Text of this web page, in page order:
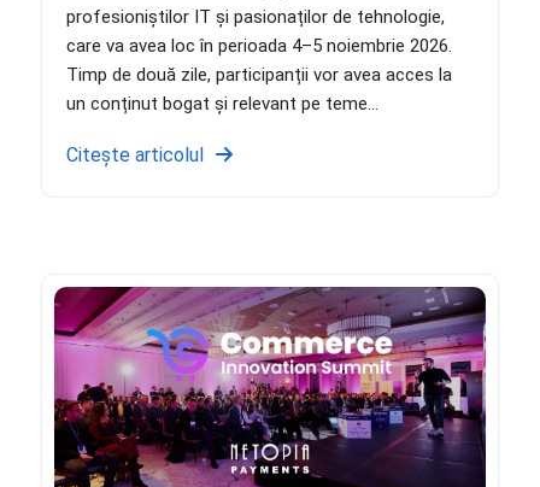
profesioniștilor IT și pasionaților de tehnologie,
care va avea loc în perioada 4–5 noiembrie 2026.
Timp de două zile, participanții vor avea acces la
un conținut bogat și relevant pe teme...
Citește articolul